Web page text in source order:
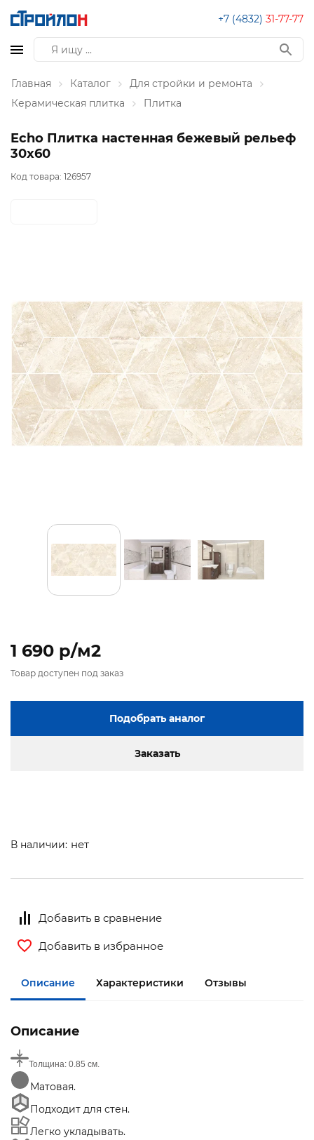
+7 (4832) 31-77-77
Главная Каталог
Для стройки и ремонта
Керамическая плитка
Плитка
Echo Плитка настенная бежевый рельеф
30х60
Код товара: 126957
1 690 p/м2
Товар доступен под заказ
Подобрать аналог
Заказать
В наличии: нет
Добавить в сравнение
Добавить в избранное
Описание Характеристики Отзывы
Описание
Толщина: 0.85 см.
Матовая.
Подходит для стен.
Легко укладывать.